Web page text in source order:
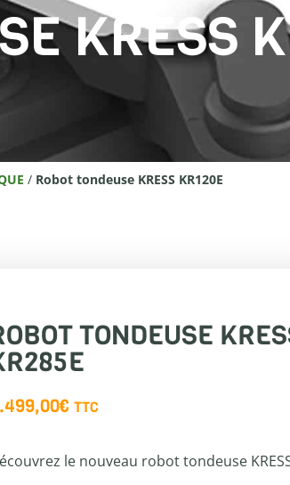
KRESS
/ Robot tondeuse KRESS KR120E
TONDEUSE
€ TTC
le nouveau robot tondeuse